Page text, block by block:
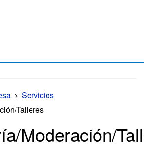
Code: 202608091033088c24c413
> Servicios
Talleres
Moderación/